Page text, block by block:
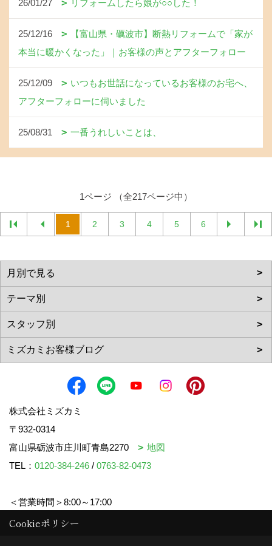
26/01/27 リフォームしたら娘が○○した！
25/12/16
【富山県・礪波市】断熱リフォームで「家が
本当に暖かくなった」｜お客様の声とアフターフォロー
25/12/09
いつもお世話になっているお客様のお宅へ、
アフターフォローに伺いました
25/08/31 一番うれしいことは、
1ページ （全217ページ中）
1 2 3 4 5 6
株式会社ミズカミ
〒932-0314
富山県砺波市庄川町青島2270
地図
TEL： 0120-384-246 / 0763-82-0473
＜営業時間＞8:00～17:00
＜定休日＞水曜日・祝日
Cookieポリシー